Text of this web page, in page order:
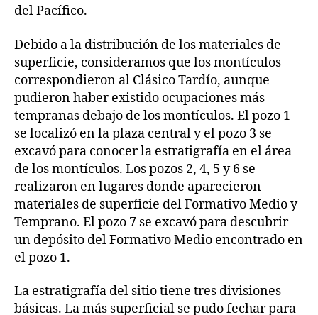
del Pacífico.
Debido a la distribución de los materiales de
superficie, consideramos que los montículos
correspondieron al Clásico Tardío, aunque
pudieron haber existido ocupaciones más
tempranas debajo de los montículos. El pozo 1
se localizó en la plaza central y el pozo 3 se
excavó para conocer la estratigrafía en el área
de los montículos. Los pozos 2, 4, 5 y 6 se
realizaron en lugares donde aparecieron
materiales de superficie del Formativo Medio y
Temprano. El pozo 7 se excavó para descubrir
un depósito del Formativo Medio encontrado en
el pozo 1.
La estratigrafía del sitio tiene tres divisiones
básicas. La más superficial se pudo fechar para